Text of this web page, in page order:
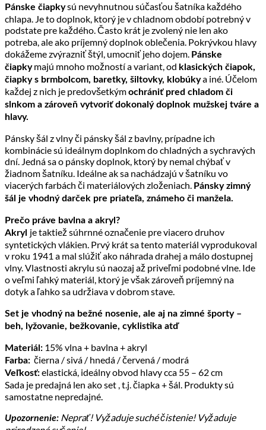
Pánske čiapkysú nevyhnutnou súčasťou šatníka každého
chlapa. Je to doplnok, ktorý je v chladnom období potrebný v
podstate pre každého. Často krát je zvolený nie len ako
potreba, ale ako príjemný doplnok oblečenia. Pokrývkou hlavy
dokážeme zvýrazniť štýl, umocniť jeho dojem. Pánske
čiapkymajú mnoho možností a variant, od klasických čiapok,
čiapky s brmbolcom, baretky, šiltovky, klobúkya iné. Účelom
každej z nich je predovšetkýmochrániť pred chladom či
slnkom a zároveň vytvoriť dokonalý doplnok mužskej tváre a
hlavy.
Pánsky šál z vlny či pánsky šál z bavlny, prípadne ich
kombinácie sú ideálnym doplnkom do chladných a sychravých
dní. Jedná sa o pánsky doplnok, ktorý by nemal chýbať v
žiadnom šatníku. Ideálne ak sa nachádzajú v šatníku vo
viacerých farbách či materiálových zloženiach. Pánsky zimný
šál je vhodný darček pre priateľa, známeho či manžela.
Prečo práve bavlna a akryl?
Akryl je taktiež súhrnné označenie pre viacero druhov
syntetických vlákien. Prvý krát sa tento materiál vyprodukoval
v roku 1941 a mal slúžiť ako náhrada drahej a málo dostupnej
vlny. Vlastnosti akrylu sú naozaj až priveľmi podobné vlne. Ide
o veľmi ľahký materiál, ktorý je však zároveň príjemný na
dotyk a ľahko sa udržiava v dobrom stave.
Set je vhodný na bežné nosenie, ale aj na zimné športy –
beh, lyžovanie, bežkovanie, cyklistika atď
Materiál: 15% vlna + bavlna + akryl
Farba: čierna / sivá / hnedá / červená / modrá
Veľkosť:elastická, ideálny obvod hlavy cca 55 – 62 cm
Sada je predajná len ako set , t.j. čiapka + šál. Produkty sú
samostatne nepredajné.
Upozornenie: Neprať! Vyžaduje suché čistenie! Vyžaduje